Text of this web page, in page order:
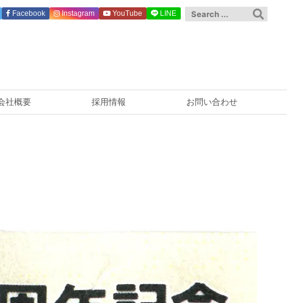
社概要 採用情報 お問い合わせ
Facebook Instagram YouTube LINE